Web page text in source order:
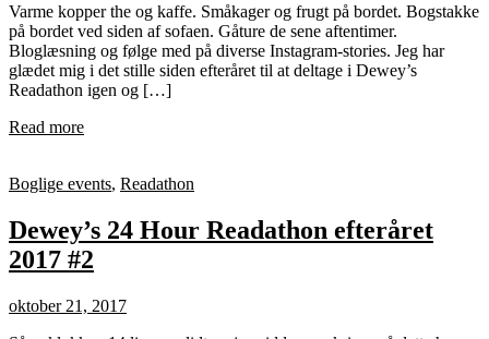
Varme kopper the og kaffe. Småkager og frugt på bordet. Bogstakke
på bordet ved siden af sofaen. Gåture de sene aftentimer.
Bloglæsning og følge med på diverse Instagram-stories. Jeg har
glædet mig i det stille siden efteråret til at deltage i Dewey’s
Readathon igen og […]
Read more
Boglige events, Readathon
Dewey’s 24 Hour Readathon efteråret
2017 #2
oktober 21, 2017